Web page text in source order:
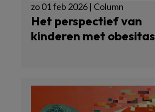
zo 01 feb 2026 | Column
Het perspectief van
kinderen met obesitas